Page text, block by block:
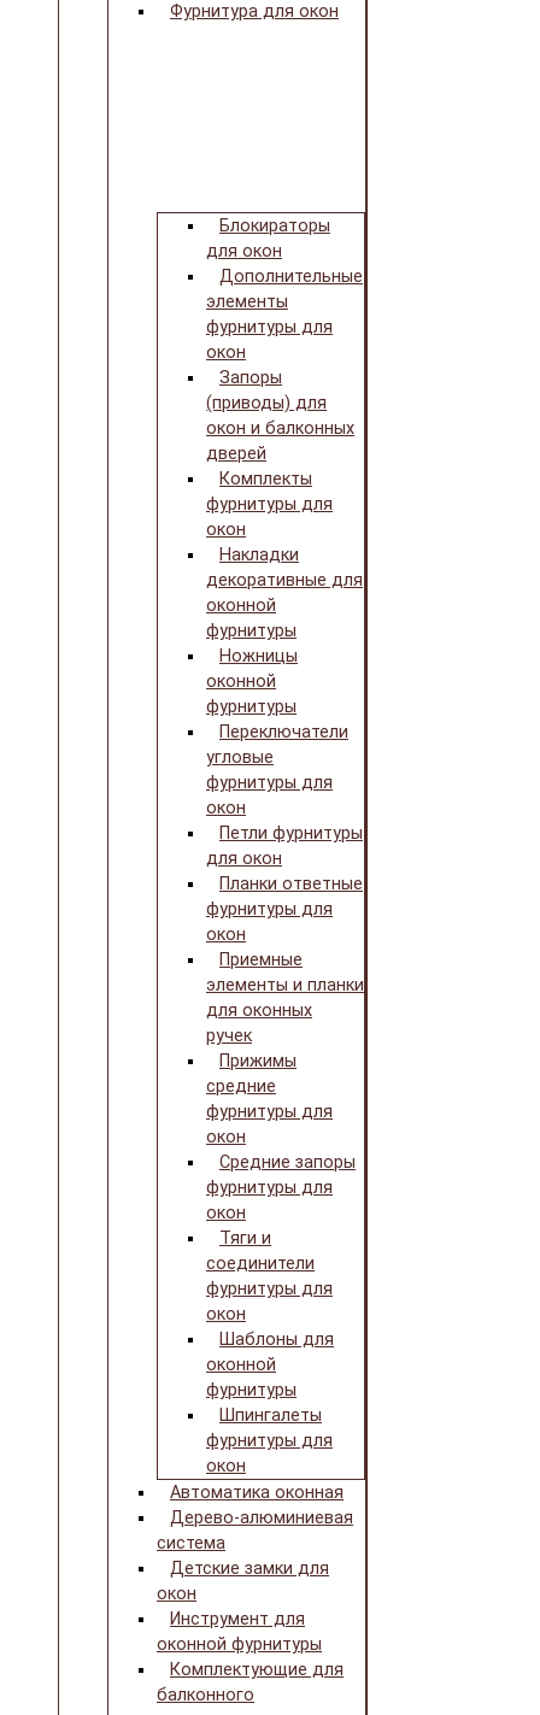
Фурнитура для окон
Блокираторы
для окон
Дополнительные
элементы
фурнитуры для
окон
Запоры
(приводы) для
окон и балконных
дверей
Комплекты
фурнитуры для
окон
Накладки
декоративные для
оконной
фурнитуры
Ножницы
оконной
фурнитуры
Переключатели
угловые
фурнитуры для
окон
Петли фурнитуры
для окон
Планки ответные
фурнитуры для
окон
Приемные
элементы и планки
для оконных
ручек
Прижимы
средние
фурнитуры для
окон
Средние запоры
фурнитуры для
окон
Тяги и
соединители
фурнитуры для
окон
Шаблоны для
оконной
фурнитуры
Шпингалеты
фурнитуры для
окон
Автоматика оконная
Дерево-алюминиевая
система
Детские замки для
окон
Инструмент для
оконной фурнитуры
Комплектующие для
балконного